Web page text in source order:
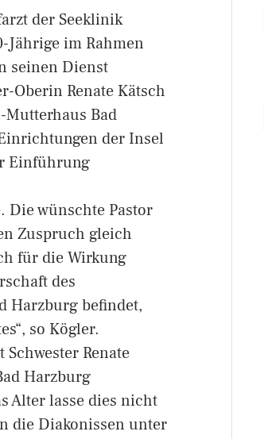
der Seeklinik
Jährige im Rahmen
seinen Dienst
Oberin Renate Kätsch
Mutterhaus Bad
der Insel
Einführung
Die wünschte Pastor
Zuspruch gleich
für die Wirkung
des
Harzburg befindet,
so Kögler.
Renate
Harzburg
Alter lasse dies nicht
die Diakonissen unter